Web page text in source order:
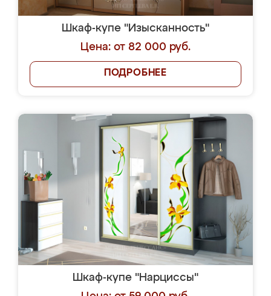
Шкаф-купе "Изысканность"
Цена: от 82 000 руб.
ПОДРОБНЕЕ
Шкаф-купе "Нарциссы"